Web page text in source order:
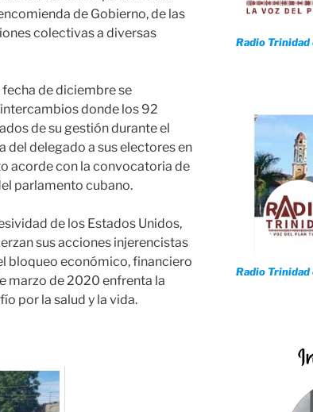
de Gobierno, de las
colectivas a diversas
de diciembre se
donde los 92
de su gestión durante el
del delegado a sus electores en
acorde con la convocatoria de
parlamento cubano.
de los Estados Unidos,
sus acciones injerencistas
bloqueo económico, financiero
marzo de 2020 enfrenta la
por la salud y la vida.
Radio Trinidad
Radio